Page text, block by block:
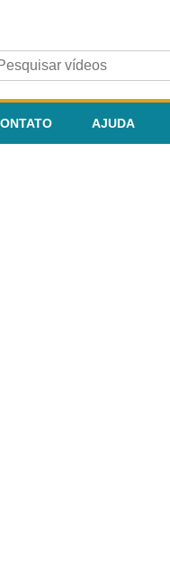
AJUDA